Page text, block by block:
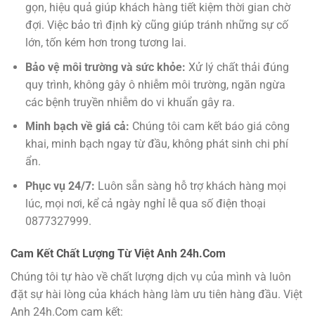
gọn, hiệu quả giúp khách hàng tiết kiệm thời gian chờ
đợi. Việc bảo trì định kỳ cũng giúp tránh những sự cố
lớn, tốn kém hơn trong tương lai.
Bảo vệ môi trường và sức khỏe: Xử lý chất thải đúng
quy trình, không gây ô nhiễm môi trường, ngăn ngừa
các bệnh truyền nhiễm do vi khuẩn gây ra.
Minh bạch về giá cả: Chúng tôi cam kết báo giá công
khai, minh bạch ngay từ đầu, không phát sinh chi phí
ẩn.
Phục vụ 24/7: Luôn sẵn sàng hỗ trợ khách hàng mọi
lúc, mọi nơi, kể cả ngày nghỉ lễ qua số điện thoại
0877327999.
Cam Kết Chất Lượng Từ Việt Anh 24h.Com
Chúng tôi tự hào về chất lượng dịch vụ của mình và luôn
đặt sự hài lòng của khách hàng làm ưu tiên hàng đầu. Việt
Anh 24h.Com cam kết: